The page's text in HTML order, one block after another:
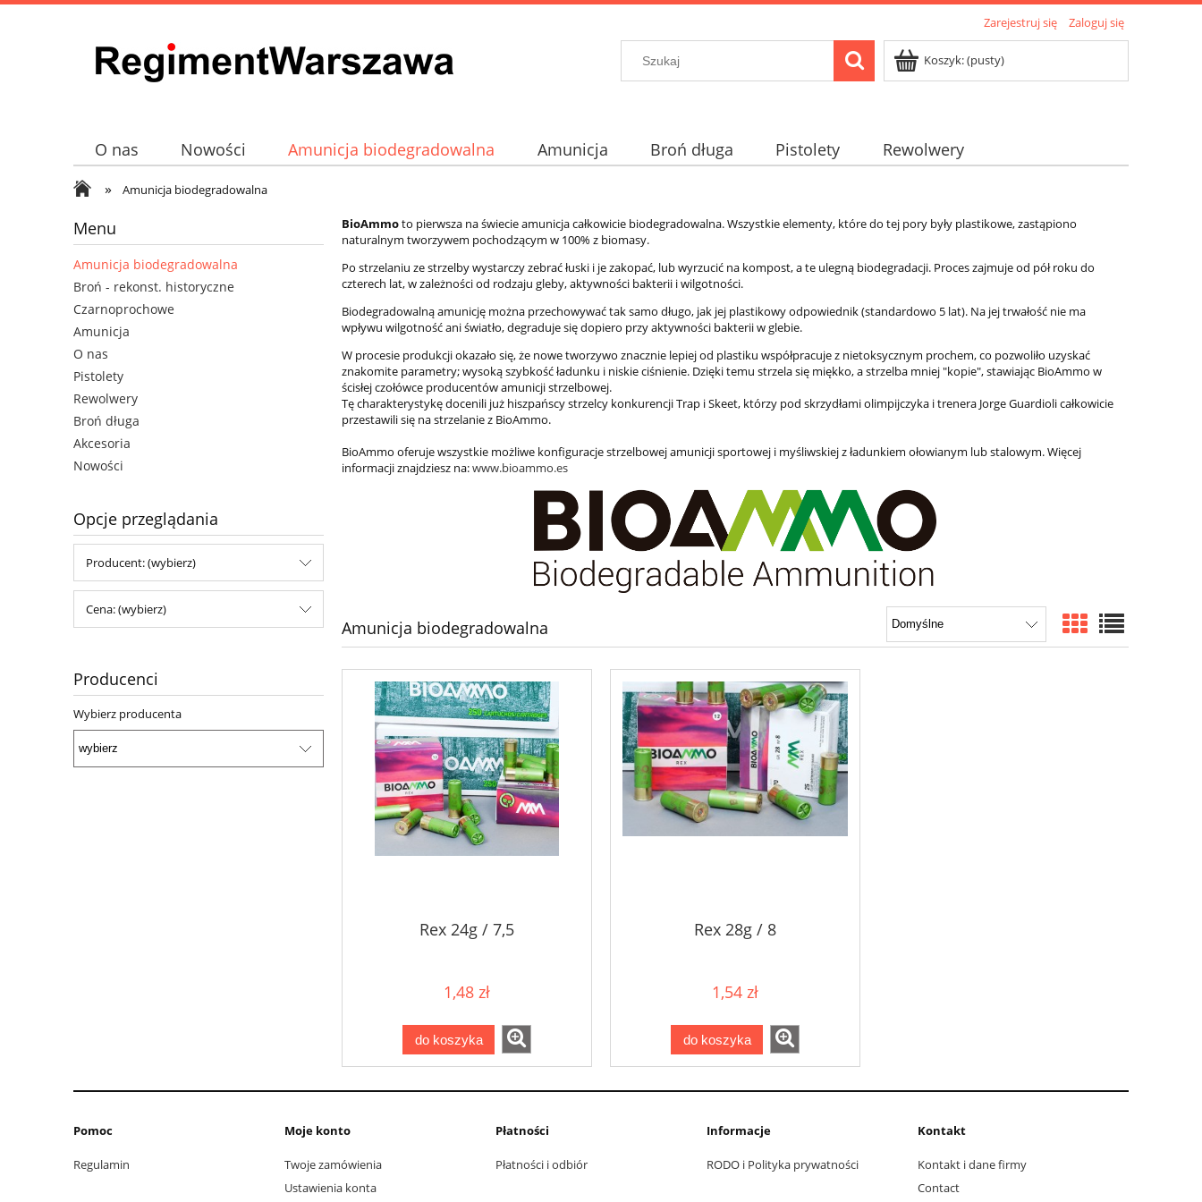
Zarejestruj się Zaloguj się
Koszyk:(pusty)
O nas Nowości Amunicja biodegradowalna Amunicja Broń długa Pistolety
Rewolwery
Broń - rekonst. historyczne
» Amunicja biodegradowalna
Menu
Amunicja biodegradowalna
Broń - rekonst. historyczne
Czarnoprochowe
Amunicja
O nas
Pistolety
Rewolwery
Broń długa
Akcesoria
Nowości
Opcje przeglądania
Producent: (wybierz)
Cena: (wybierz)
Producenci
Wybierz producenta
BioAmmoto pierwsza na świecie amunicja całkowicie biodegradowalna. Wszystkie elementy, które do tej pory były plastikowe, zastąpiono
naturalnym tworzywem pochodzącym w 100% z biomasy.
Po strzelaniu ze strzelby wystarczy zebrać łuski i je zakopać, lub wyrzucić na kompost, a te ulegną biodegradacji. Proces zajmuje od pół roku do
czterech lat, w zależności od rodzaju gleby, aktywności bakterii i wilgotności.
Biodegradowalną amunicję można przechowywać tak samo długo, jak jej plastikowy odpowiednik (standardowo 5 lat). Na jej trwałość nie ma
wpływu wilgotność ani światło, degraduje się dopiero przy aktywności bakterii w glebie.
W procesie produkcji okazało się, że nowe tworzywo znacznie lepiej od plastiku współpracuje z nietoksycznym prochem, co pozwoliło uzyskać
znakomite parametry; wysoką szybkość ładunku i niskie ciśnienie. Dzięki temu strzela się miękko, a strzelba mniej "kopie", stawiając BioAmmo w
ścisłej czołówce producentów amunicji strzelbowej.
Tę charakterystykę docenili już hiszpańscy strzelcy konkurencji Trap i Skeet, którzy pod skrzydłami olimpijczyka i trenera Jorge Guardioli całkowicie
przestawili się na strzelanie z BioAmmo.
BioAmmo oferuje wszystkie możliwe konfiguracje strzelbowej amunicji sportowej i myśliwskiej z ładunkiem ołowianym lub stalowym. Więcej
informacji znajdziesz na:www.bioammo.es
Amunicja biodegradowalna
Rex 24g / 7,5
1,48 zł
do koszyka
Rex 28g / 8
1,54 zł
do koszyka
Pomoc
Regulamin
Moje konto
Twoje zamówienia
Ustawienia konta
Płatności
Płatności i odbiór
Informacje
RODO i Polityka prywatności
Kontakt
Kontakt i dane firmy
Contact